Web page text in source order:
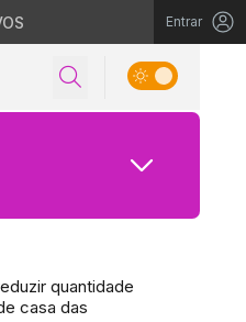
Entrar
quantidade
casa das